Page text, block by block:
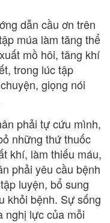
dẫn cầu ơn trên
múa làm tăng thể
mồ hôi, tăng khí
trong lúc tập
giọng nói
phải tự cứu mình,
những thứ thuốc
khí, làm thiếu máu,
phải yêu cầu bệnh
luyện, bổ sung
khỏi bệnh. Sự sống
nghị lực của mỗi